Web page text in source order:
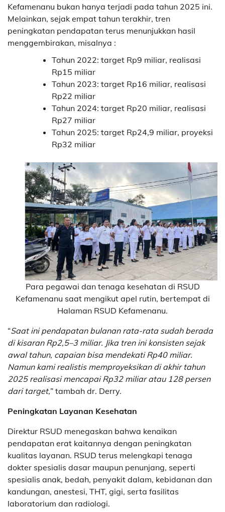
Kefamenanu bukan hanya terjadi pada tahun 2025 ini.
Melainkan, sejak empat tahun terakhir, tren
peningkatan pendapatan terus menunjukkan hasil
menggembirakan, misalnya :
Tahun 2022: target Rp9 miliar, realisasi
Rp15 miliar
Tahun 2023: target Rp16 miliar, realisasi
Rp22 miliar
Tahun 2024: target Rp20 miliar, realisasi
Rp27 miliar
Tahun 2025: target Rp24,9 miliar, proyeksi
Rp32 miliar
Para pegawai dan tenaga kesehatan di RSUD
Kefamenanu saat mengikut apel rutin, bertempat di
Halaman RSUD Kefamenanu.
“Saat ini pendapatan bulanan rata-rata sudah berada
di kisaran Rp2,5–3 miliar. Jika tren ini konsisten sejak
awal tahun, capaian bisa mendekati Rp40 miliar.
Namun kami realistis memproyeksikan di akhir tahun
2025 realisasi mencapai Rp32 miliar atau 128 persen
dari target,” tambah dr. Derry.
Peningkatan Layanan Kesehatan
Direktur RSUD menegaskan bahwa kenaikan
pendapatan erat kaitannya dengan peningkatan
kualitas layanan. RSUD terus melengkapi tenaga
dokter spesialis dasar maupun penunjang, seperti
spesialis anak, bedah, penyakit dalam, kebidanan dan
kandungan, anestesi, THT, gigi, serta fasilitas
laboratorium dan radiologi.